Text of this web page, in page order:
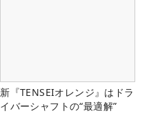
新『TENSEIオレンジ』はドラ
イバーシャフトの“最適解”